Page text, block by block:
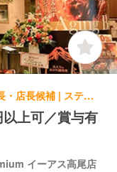
洋食・西洋料理, ステーキ・鉄板焼き | 店長・店長候補 | ステーキ＆ハンバーグ Denver Premium イーアス高尾店
以上可／賞与有
イーアス高尾店